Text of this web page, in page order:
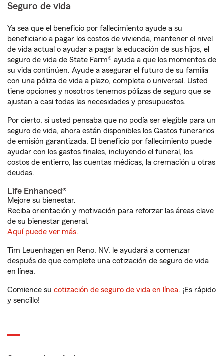
Seguro de vida
Ya sea que el beneficio por fallecimiento ayude a su
beneficiario a pagar los costos de vivienda, mantener el nivel
de vida actual o ayudar a pagar la educación de sus hijos, el
seguro de vida de State Farm® ayuda a que los momentos de
su vida continúen. Ayude a asegurar el futuro de su familia
con una póliza de vida a plazo, completa o universal. Usted
tiene opciones y nosotros tenemos pólizas de seguro que se
ajustan a casi todas las necesidades y presupuestos.
Por cierto, si usted pensaba que no podía ser elegible para un
seguro de vida, ahora están disponibles los Gastos funerarios
de emisión garantizada. El beneficio por fallecimiento puede
ayudar con los gastos finales, incluyendo el funeral, los
costos de entierro, las cuentas médicas, la cremación u otras
deudas.
Life Enhanced®
Mejore su bienestar.
Reciba orientación y motivación para reforzar las áreas clave
de su bienestar general.
Aquí puede ver más.
Tim Leuenhagen en Reno, NV, le ayudará a comenzar
después de que complete una cotización de seguro de vida
en línea.
Comience su cotización de seguro de vida en línea. ¡Es rápido
y sencillo!